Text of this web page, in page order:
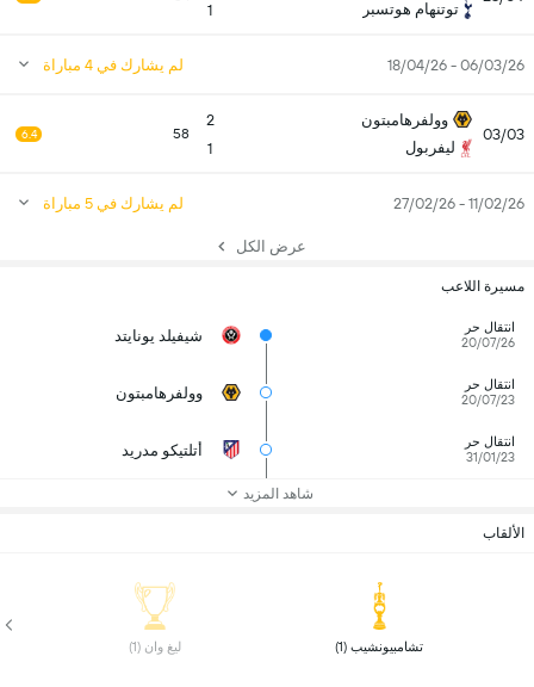
توتنهام هوتسبر
1
06/03/26 - 18/04/26 لم يشارك في 4 مباراة
03/03
وولفرهامبتون
ليفربول
2
1
58
6.4
11/02/26 - 27/02/26 لم يشارك في 5 مباراة
عرض الكل
مسيرة اللاعب
انتقال حر
20/07/26
شيفيلد يونايتد
انتقال حر
20/07/23
وولفرهامبتون
انتقال حر
31/01/23
أتلتيكو مدريد
شاهد المزيد
الألقاب
تشامبيونشيب (1) ليغ وان (1)